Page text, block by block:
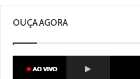
OUÇA AGORA